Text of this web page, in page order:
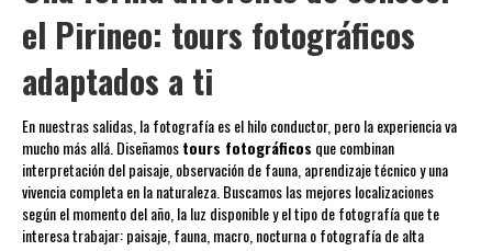
el Pirineo: tours fotográficos
adaptados a ti
En nuestras salidas, la fotografía es el hilo conductor, pero la experiencia va
mucho más allá. Diseñamostours fotográficos que combinan
interpretación del paisaje, observación de fauna, aprendizaje técnico y una
vivencia completa en la naturaleza. Buscamos las mejores localizaciones
según el momento del año, la luz disponible y el tipo de fotografía que te
interesa trabajar: paisaje, fauna, macro, nocturna o fotografía de alta